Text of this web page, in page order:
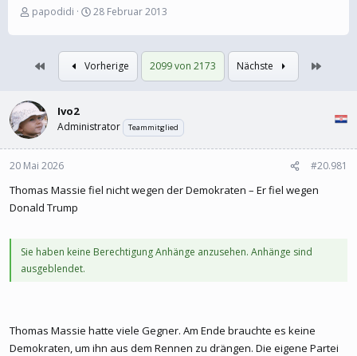
E
s
e
e
r
papodidi
E
s
t
e
l
a
28 Februar 2013
Vorherige 2099 von 2173 Nächste
Ivo2
Administrator Teammitglied
20 Mai 2026 #20.981
Thomas Massie fiel nicht wegen der Demokraten – Er fiel wegen
Donald Trump
Sie haben keine Berechtigung Anhänge anzusehen. Anhänge sind
ausgeblendet.
Thomas Massie hatte viele Gegner. Am Ende brauchte es keine
Demokraten, um ihn aus dem Rennen zu drängen. Die eigene Partei